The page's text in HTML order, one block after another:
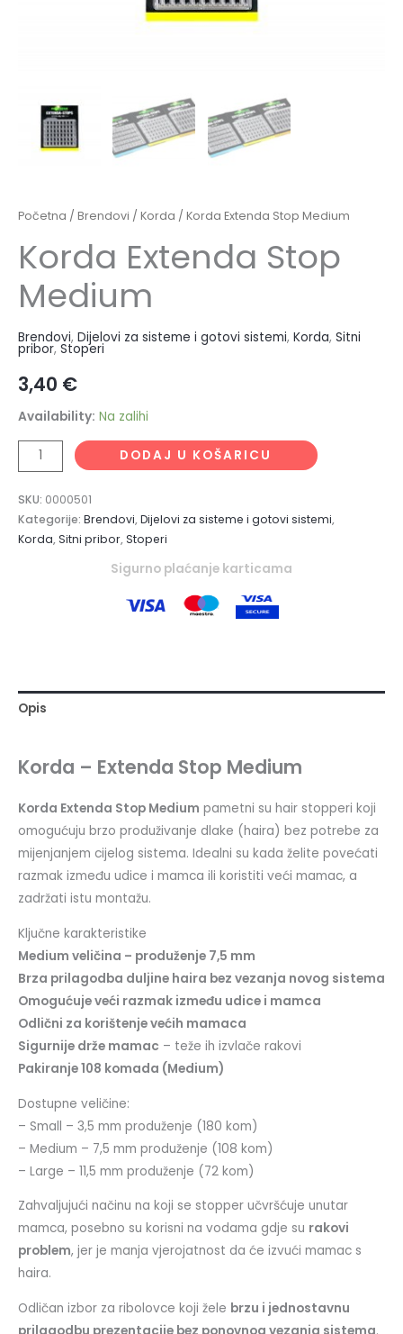
Početna / Brendovi / Korda / Korda Extenda Stop Medium
Korda Extenda Stop
Medium
Brendovi, Dijelovi za sisteme i gotovi sistemi, Korda, Sitni
pribor, Stoperi
3,40 €
Availability: Na zalihi
DODAJ U KOŠARICU
SKU: 0000501
Kategorije: Brendovi,Dijelovi za sisteme i gotovi sistemi,
Korda,Sitni pribor,Stoperi
Sigurno plaćanje karticama
Opis
Korda – Extenda Stop Medium
Korda Extenda Stop Medium pametni su hair stopperi koji
omogućuju brzo produživanje dlake (haira) bez potrebe za
mijenjanjem cijelog sistema. Idealni su kada želite povećati
razmak između udice i mamca ili koristiti veći mamac, a
zadržati istu montažu.
Ključne karakteristike
Medium veličina – produženje 7,5 mm
Brza prilagodba duljine haira bez vezanja novog sistema
Omogućuje veći razmak između udice i mamca
Odlični za korištenje većih mamaca
Sigurnije drže mamac – teže ih izvlače rakovi
Pakiranje 108 komada (Medium)
Dostupne veličine:
– Small – 3,5 mm produženje (180 kom)
– Medium – 7,5 mm produženje (108 kom)
– Large – 11,5 mm produženje (72 kom)
Zahvaljujući načinu na koji se stopper učvršćuje unutar
mamca, posebno su korisni na vodama gdje su rakovi
problem, jer je manja vjerojatnost da će izvući mamac s
haira.
Odličan izbor za ribolovce koji žele brzu i jednostavnu